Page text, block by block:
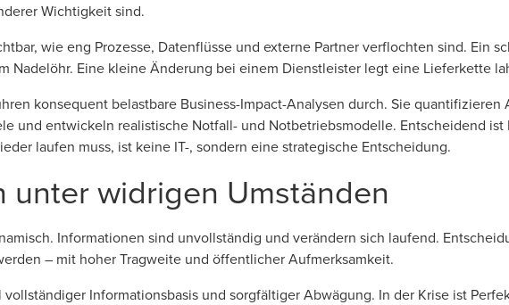
Wichtigkeit sind.
wie eng Prozesse, Datenflüsse und externe Partner verflochten sind. Ein
Nadelöhr. Eine kleine Änderung bei einem Dienstleister legt eine Lieferkette
konsequent belastbare Business-Impact-Analysen durch. Sie quantifizieren
und entwickeln realistische Notfall- und Notbetriebsmodelle. Entscheidend ist
laufen muss, ist keine IT-, sondern eine strategische Entscheidung.
unter widrigen Umständen
Informationen sind unvollständig und verändern sich laufend.
– mit hoher Tragweite und öffentlicher Aufmerksamkeit.
Informationsbasis und sorgfältiger Abwägung. In der Krise ist